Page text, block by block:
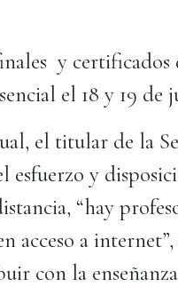
y certificados
el 18 y 19 de
el titular de la
esfuerzo y
“hay
acceso a
con la